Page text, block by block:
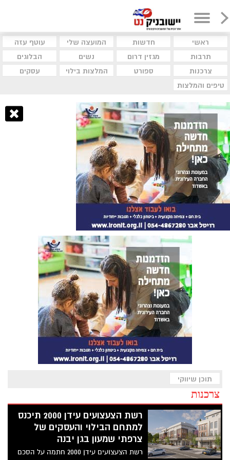
ראשי חדשות המועצה שלי
עוטף עזה
תרבות
מגזין דרום נשים
הבלוגים
צרכנות
ספורט המלצות בילוי
עסקים
טיפים והמלצות
תוכן שיווקי
צרכנות
רשת הצעצועים עידן 2000 תיכנס
למתחם הבילוי והעסקים של
צרפתי שמעון בגן יבנה
רשת הצעצועים עידן 2000 חתמה על הסכם